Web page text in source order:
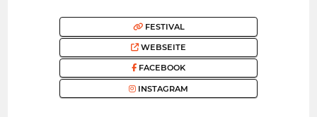
FESTIVAL
WEBSEITE
FACEBOOK
INSTAGRAM